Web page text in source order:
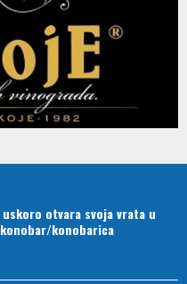
otvara svoja vrata u
konobarica